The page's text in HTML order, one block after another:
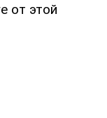
от этой